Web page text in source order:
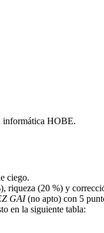
informática HOBE.
ciego.
riqueza (20 %) y
GAI(no apto) con 5
en la siguiente tabla: